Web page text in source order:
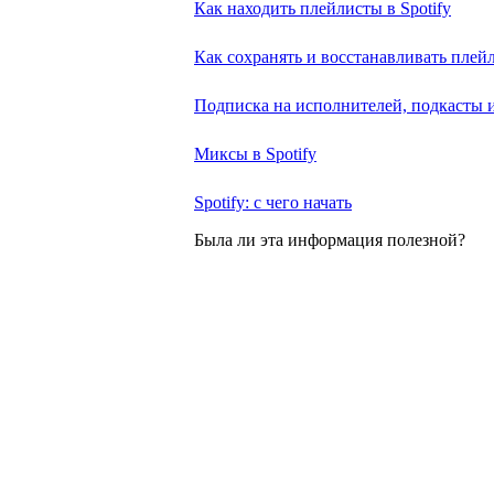
Как находить плейлисты в Spotify
Как сохранять и восстанавливать
Подписка на исполнителей, подкасты
Миксы в Spotify
Spotify: с чего начать
Была ли эта информация полезной?